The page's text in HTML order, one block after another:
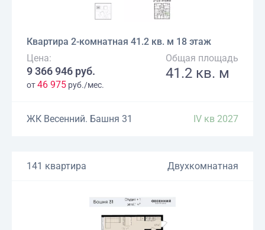
Квартира 2-комнатная 41.2 кв. м 18 этаж
Цена:
9 366 946 руб.
от46 975 руб./мес.
Общая площадь
41.2 кв. м
ЖК Весенний. Башня 31 IV кв 2027
141 квартира Двухкомнатная